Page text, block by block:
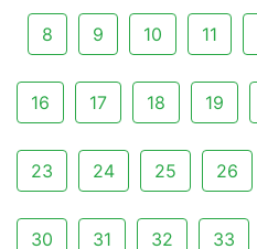
8 9 10 11
16 17 18 19
23 24 25 26
30 31 32 33